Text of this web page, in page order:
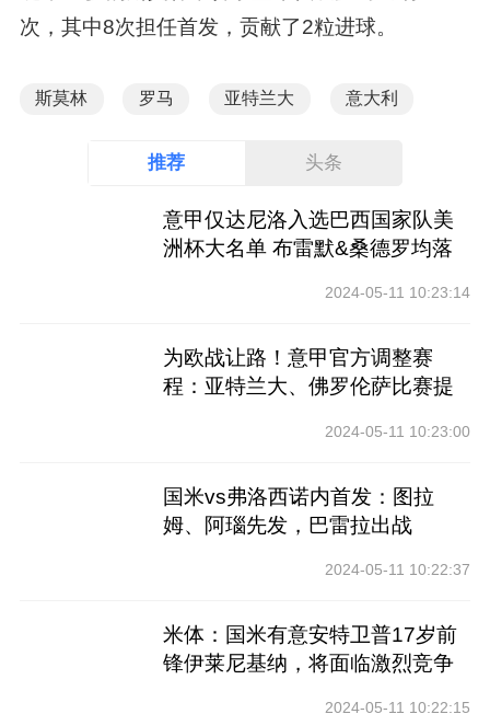
次，其中8次担任首发，贡献了2粒进球。
斯莫林 罗马 亚特兰大 意大利
推荐 头条
意甲仅达尼洛入选巴西国家队美
洲杯大名单 布雷默&桑德罗均落
2024-05-11 10:23:14
为欧战让路！意甲官方调整赛
程：亚特兰大、佛罗伦萨比赛提
2024-05-11 10:23:00
国米vs弗洛西诺内首发：图拉
姆、阿瑙先发，巴雷拉出战
2024-05-11 10:22:37
米体：国米有意安特卫普17岁前
锋伊莱尼基纳，将面临激烈竞争
2024-05-11 10:22:15